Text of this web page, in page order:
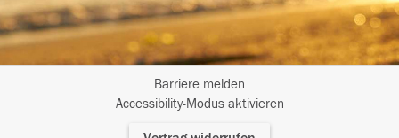
Barriere melden
Accessibility-Modus aktivieren